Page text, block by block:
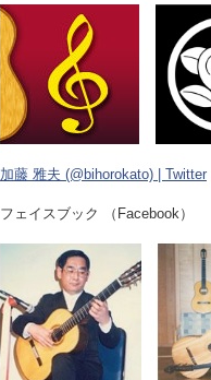
加藤 雅夫 (@bihorokato) | Twitter
フェイスブック （Facebook）